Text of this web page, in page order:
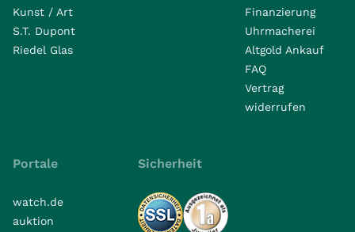
Kunst / Art
S.T. Dupont
Riedel Glas
Finanzierung
Uhrmacherei
Altgold Ankauf
FAQ
Vertrag
widerrufen
Portale
watch.de
auktion
Sicherheit